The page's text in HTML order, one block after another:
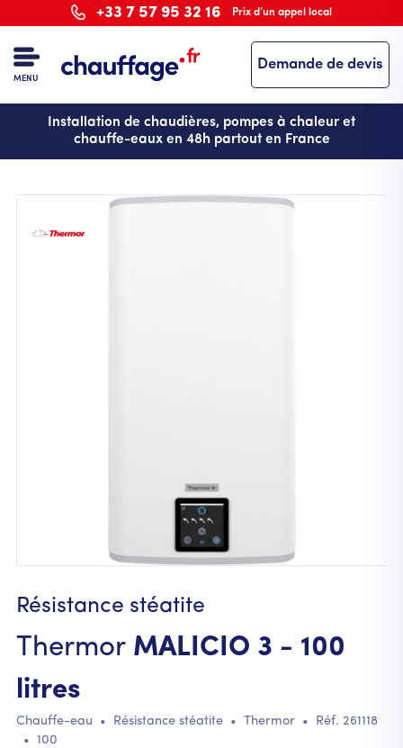
au
contenu
principal
+33 7 57 95 32 16 Prix d’un appel local
MENU
Demande de devis
Installation de chaudières, pompes à chaleur et
chauffe-eaux en 48h partout en France
Résistance stéatite
ThermorMALICIO 3 - 100
litres
Chauffe-eau • Résistance stéatite• Thermor• Réf. 261118
• 100